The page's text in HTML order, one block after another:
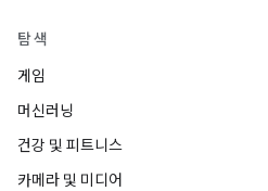
탐색
게임
머신러닝
건강 및 피트니스
카메라 및 미디어